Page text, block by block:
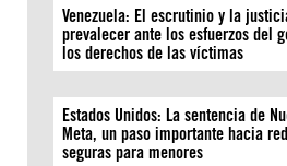
Venezuela: El escrutinio y la
prevalecer ante los esfuerzos del
los derechos de las víctimas
Estados Unidos: La sentencia de
Meta, un paso importante hacia
seguras para menores